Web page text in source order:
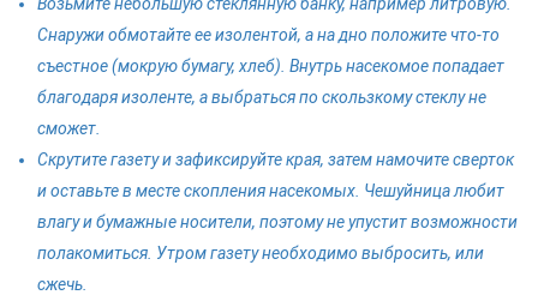
Снаружи обмотайте ее изолентой, а на дно положите что-то
съестное (мокрую бумагу, хлеб). Внутрь насекомое попадает
благодаря изоленте, а выбраться по скользкому стеклу не
сможет.
Скрутите газету и зафиксируйте края, затем намочите сверток
и оставьте в месте скопления насекомых. Чешуйница любит
влагу и бумажные носители, поэтому не упустит возможности
полакомиться. Утром газету необходимо выбросить, или
сжечь.